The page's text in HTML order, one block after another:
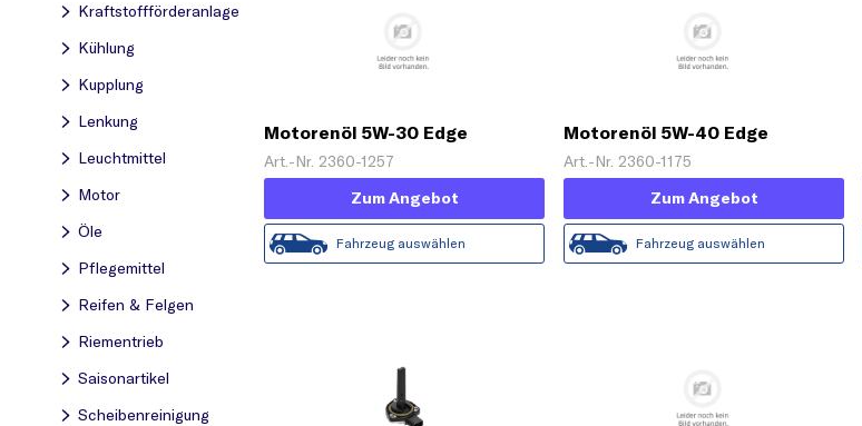
Kraftstoff­förderanlage
Kühlung
Kupplung
Lenkung
Leuchtmittel
Motor
Öle
Pflegemittel
Reifen & Felgen
Riementrieb
Saisonartikel
Scheibenreinigung
Motorenöl 5W-30 Edge
Titanium C3 (5 L)
Art.-Nr. 2360-1257
Zum Angebot
Fahrzeug auswählen
Motorenöl 5W-40 Edge
Turbodiesel Titanium FST [5 L]
Art.-Nr. 2360-1175
Zum Angebot
Fahrzeug auswählen